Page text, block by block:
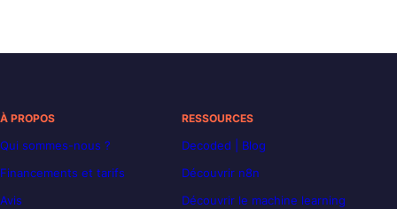
À PROPOS
Qui sommes-nous ?
Financements et tarifs
Avis
RESSOURCES
Decoded | Blog
Découvrir n8n
Découvrir le machine learning